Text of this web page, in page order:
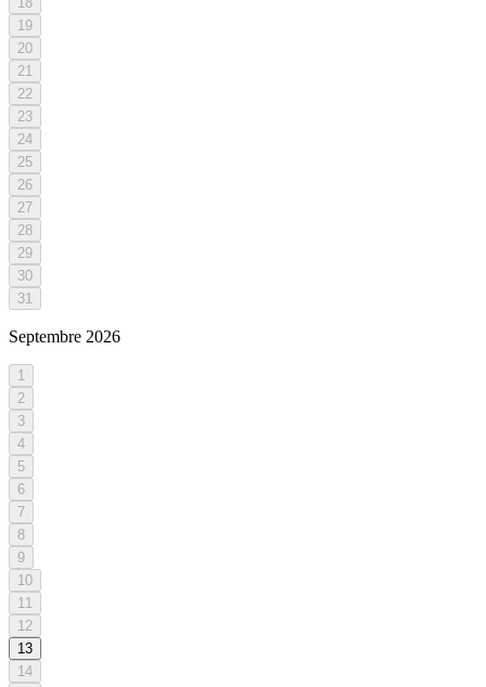
19
20
21
22
23
24
25
26
27
28
29
30
31
Septembre 2026
1
2
3
4
5
6
7
8
9
10
11
12
13
14